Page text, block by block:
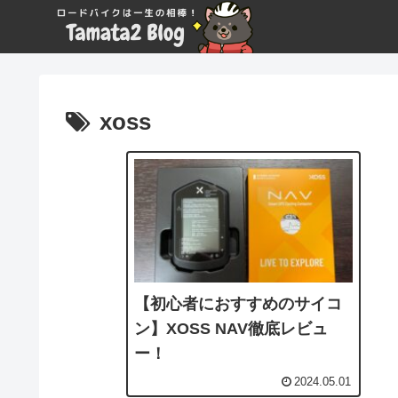
xoss
【初心者におすすめのサイコ
ン】XOSS NAV徹底レビュ
ー！
2024.05.01